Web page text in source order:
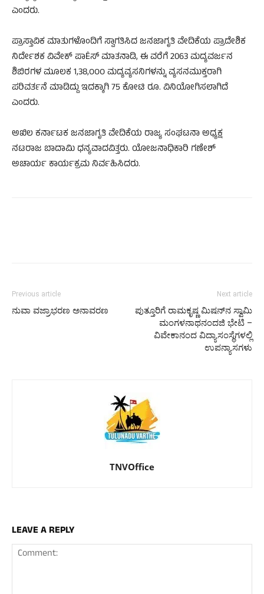
ಎಂದರು.
ಪ್ರಾಸ್ತಾವಿಕ ಮಾತುಗಳೊಂದಿಗೆ ಸ್ವಾಗತಿಸಿದ ಜನಜಾಗೃತಿ ವೇದಿಕೆಯ ಪ್ರಾದೇಶಿಕ
ನಿರ್ದೇಶಕ ವಿವೇಕ್ ಪಾÊಸ್ ಮಾತನಾಡಿ, ಈ ವರೆಗೆ 2063 ಮದ್ಯವರ್ಜನ
ಶಿಬಿರಗಳ ಮೂಲಕ 1,38,೦೦೦ ಮದ್ಯವ್ಯಸನಿಗಳನ್ನು ವ್ಯಸನಮುಕ್ತರಾಗಿ
ಪರಿವರ್ತನೆ ಮಾಡಿದ್ದು ಇದಕ್ಕಾಗಿ 75 ಕೋಟಿ ರೂ. ವಿನಿಯೋಗಿಸಲಾಗಿದೆ
ಎಂದರು.
ಅಖಿಲ ಕರ್ನಾಟಕ ಜನಜಾಗೃತಿ ವೇದಿಕೆಯ ರಾಜ್ಯ ಸಂಘಟನಾ ಅಧ್ಯಕ್ಷ
ನಟರಾಜ ಬಾದಾಮಿ ಧನ್ಯವಾದವಿತ್ತರು. ಯೋಜನಾಧಿಕಾರಿ ಗಣೇಶ್
ಅಚಾರ್ಯ ಕಾರ್ಯಕ್ರಮ ನಿರ್ವಹಿಸಿದರು.
Previous article
ನುವಾ ವಜ್ರಾಭರಣ ಅನಾವರಣ
Next article
ಪುತ್ತೂರಿಗೆ ರಾಮಕೃಷ್ಣ ಮಿಷನ್‌ನ ಸ್ವಾಮಿ
ಮಂಗಳನಾಥನಂದಜಿ ಭೇಟಿ –
ವಿವೇಕಾನಂದ ವಿದ್ಯಾಸಂಸ್ಥೆಗಳಲ್ಲಿ
ಉಪನ್ಯಾಸಗಳು
TNVOffice
LEAVE A REPLY